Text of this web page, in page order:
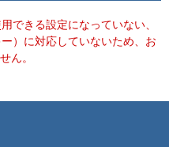
できる設定になっていない、
）に対応していないため、お
ん。